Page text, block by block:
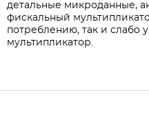
детальные микроданные,
фискальный
потреблению, так и слабо
мультипликатор.